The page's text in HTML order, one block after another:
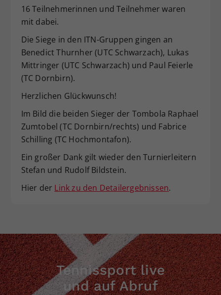
16 Teilnehmerinnen und Teilnehmer waren
mit dabei.
Die Siege in den ITN-Gruppen gingen an
Benedict Thurnher (UTC Schwarzach), Lukas
Mittringer (UTC Schwarzach) und Paul Feierle
(TC Dornbirn).
Herzlichen Glückwunsch!
Im Bild die beiden Sieger der Tombola Raphael
Zumtobel (TC Dornbirn/rechts) und Fabrice
Schilling (TC Hochmontafon).
Ein großer Dank gilt wieder den Turnierleitern
Stefan und Rudolf Bildstein.
Hier der Link zu den Detailergebnissen.
Tennissport live
und auf Abruf
Zweck
Dieser Wert speichert Ihre Consent-
historische Speicherung Ihrer
vorgenommen Einstellungen, falls der
Webseiten-Betreiber dies eingestellt
hat.